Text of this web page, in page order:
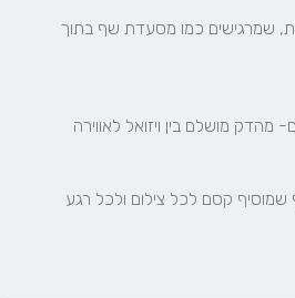
שמוסיף קסם לכל צילום ולכל רגע